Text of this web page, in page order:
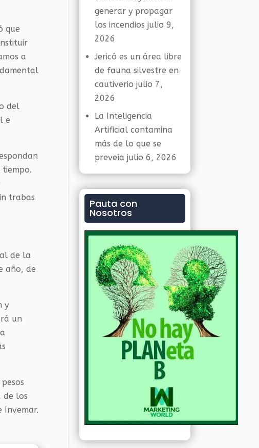
que
a
del
e
tiempo.
trabas
de la
año, de
y
un
de los
Invemar.
generar y propagar
los incendios julio 9,
2026
Jericó es un área libre
de fauna silvestre en
cautiverio julio 7,
2026
La Inteligencia
Artificial contamina
más de lo que se
preveía julio 6, 2026
Pauta con
Nosotros